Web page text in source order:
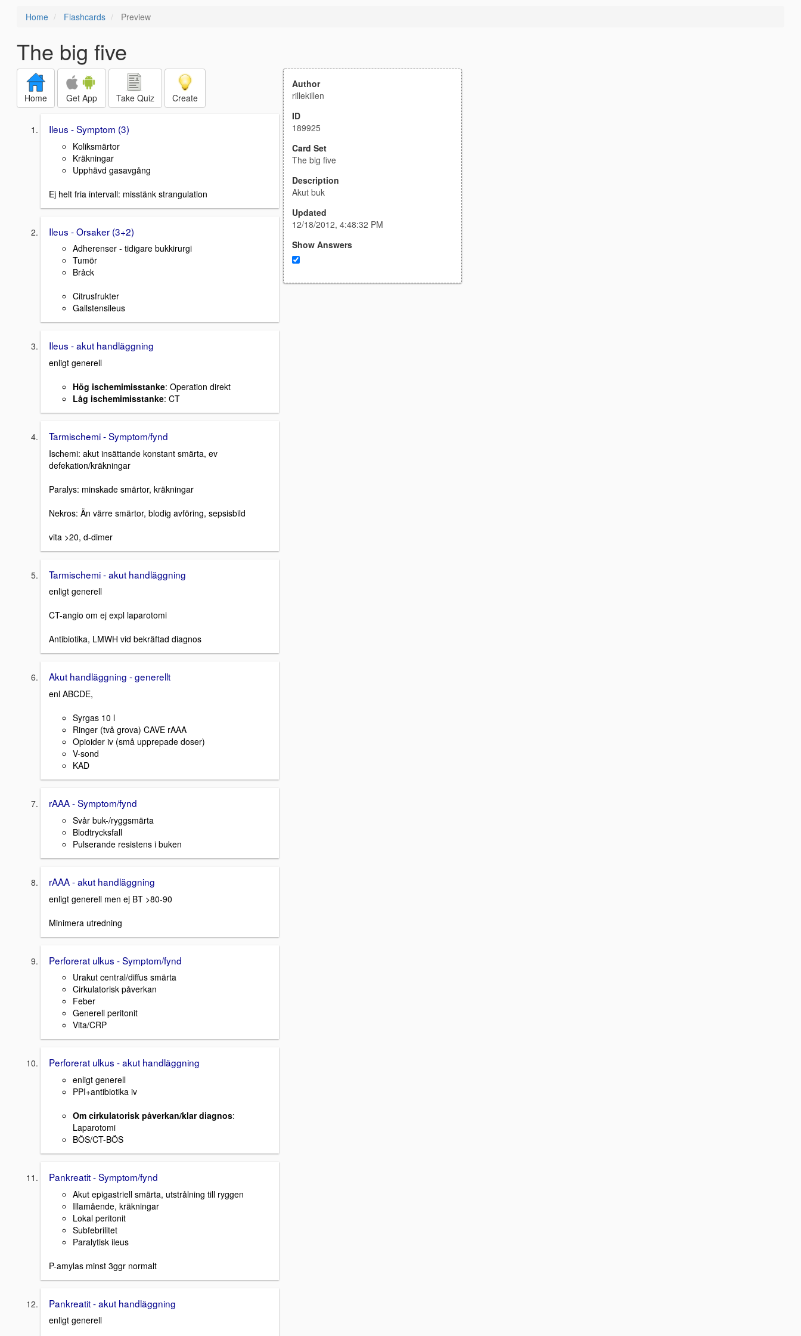
Home Flashcards Preview
The big five
Home Get App Take Quiz Create
Ileus - Symptom (3)
Koliksmärtor
Kräkningar
Upphävd gasavgång
Ej helt fria intervall: misstänk strangulation
Ileus - Orsaker (3+2)
Adherenser - tidigare bukkirurgi
Tumör
Bråck
Citrusfrukter
Gallstensileus
Ileus - akut handläggning
enligt generell
Hög ischemimisstanke: Operation direkt
Låg ischemimisstanke: CT
Tarmischemi - Symptom/fynd
Ischemi: akut insättande konstant smärta, ev
defekation/kräkningar
Paralys: minskade smärtor, kräkningar
Nekros: Än värre smärtor, blodig avföring, sepsisbild
vita >20, d-dimer
Tarmischemi - akut handläggning
enligt generell
CT-angio om ej expl laparotomi
Antibiotika, LMWH vid bekräftad diagnos
Akut handläggning - generellt
enl ABCDE,
Syrgas 10 l
Ringer (två grova) CAVE rAAA
Opioider iv (små upprepade doser)
V-sond
KAD
rAAA - Symptom/fynd
Svår buk-/ryggsmärta
Blodtrycksfall
Pulserande resistens i buken
rAAA - akut handläggning
enligt generell men ej BT >80-90
Minimera utredning
Perforerat ulkus - Symptom/fynd
Urakut central/diffus smärta
Cirkulatorisk påverkan
Feber
Generell peritonit
Vita/CRP
Perforerat ulkus - akut handläggning
enligt generell
PPI+antibiotika iv
Om cirkulatorisk påverkan/klar diagnos:
Laparotomi
BÖS/CT-BÖS
Pankreatit - Symptom/fynd
Akut epigastriell smärta, utstrålning till ryggen
Illamående, kräkningar
Lokal peritonit
Subfebrilitet
Paralytisk ileus
P-amylas minst 3ggr normalt
Pankreatit - akut handläggning
enligt generell
Author
rillekillen
ID
189925
Card Set
The big five
Description
Akut buk
Updated
12/18/2012, 4:48:32 PM
Show Answers